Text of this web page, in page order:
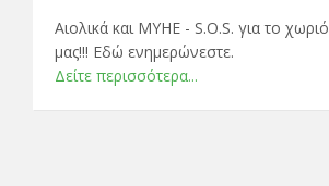
Αιολικά και ΜΥΗΕ - S.O.S. για το χωριό
μας!!! Εδώ ενημερώνεστε.
Δείτε περισσότερα...